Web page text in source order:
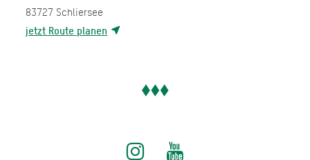
83727 Schliersee
jetzt Route planen